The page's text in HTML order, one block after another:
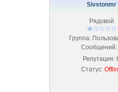
Sivstonmr
Рядовой
Группа:
Сообщений:
Репутация:
Статус: